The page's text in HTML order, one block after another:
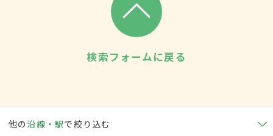
検索フォームに戻る
他の沿線・駅で絞り込む